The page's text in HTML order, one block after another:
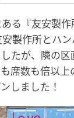
る『友安製作
製作所とハ
たが、隣の
席数も倍以上
しました！